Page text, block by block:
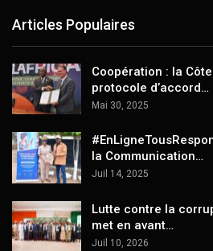
Articles Populaires
Coopération : la
protocole d’accord…
Mai 30, 2025
la Communication…
Juil 14, 2025
Lutte contre la
met en avant…
Juil 10, 2026